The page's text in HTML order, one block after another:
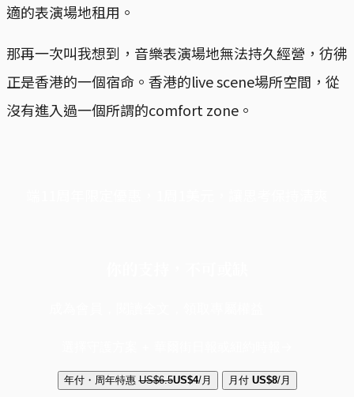
適的表演場地租用。
那再一次叫我想到，音樂表演場地無法持久經營，彷彿
正是香港的一個宿命。香港的live scene場所空間，從
沒有進入過一個所謂的comfort zone。
年付・周年特惠 US$6.5US$4/月 月付 US$8/月